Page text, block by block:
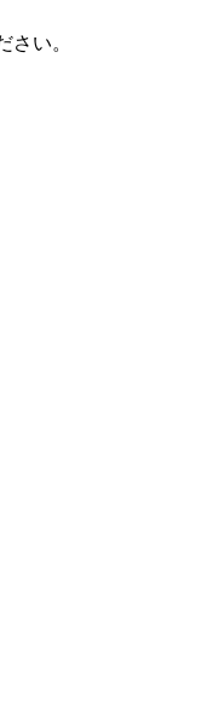
い。